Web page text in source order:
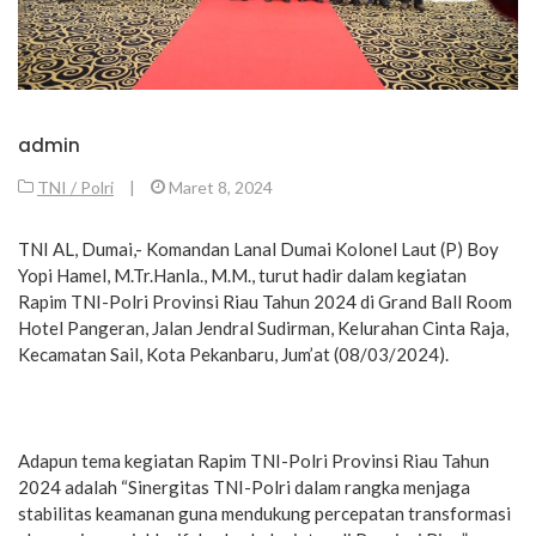
admin
TNI / Polri | Maret 8, 2024
TNI AL, Dumai,- Komandan Lanal Dumai Kolonel Laut (P) Boy
Yopi Hamel, M.Tr.Hanla., M.M., turut hadir dalam kegiatan
Rapim TNI-Polri Provinsi Riau Tahun 2024 di Grand Ball Room
Hotel Pangeran, Jalan Jendral Sudirman, Kelurahan Cinta Raja,
Kecamatan Sail, Kota Pekanbaru, Jum’at (08/03/2024).
Adapun tema kegiatan Rapim TNI-Polri Provinsi Riau Tahun
2024 adalah “Sinergitas TNI-Polri dalam rangka menjaga
stabilitas keamanan guna mendukung percepatan transformasi